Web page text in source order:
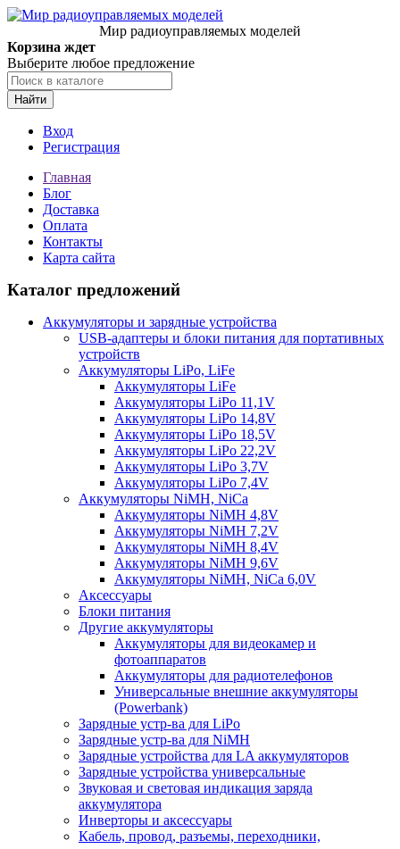
Мир радиоуправляемых моделей
Корзина ждет
Выберите любое предложение
Найти
Вход
Регистрация
Главная
Блог
Доставка
Оплата
Контакты
Карта сайта
Каталог предложений
Аккумуляторы и зарядные устройства
USB-адаптеры и блоки питания для портативных
устройств
Аккумуляторы LiPo, LiFe
Аккумуляторы LiFe
Аккумуляторы LiPo 11,1V
Аккумуляторы LiPo 14,8V
Аккумуляторы LiPo 18,5V
Аккумуляторы LiPo 22,2V
Аккумуляторы LiPo 3,7V
Аккумуляторы LiPo 7,4V
Аккумуляторы NiMH, NiCa
Аккумуляторы NiMH 4,8V
Аккумуляторы NiMH 7,2V
Аккумуляторы NiMH 8,4V
Аккумуляторы NiMH 9,6V
Аккумуляторы NiMH, NiCa 6,0V
Аксессуары
Блоки питания
Другие аккумуляторы
Аккумуляторы для видеокамер и
фотоаппаратов
Аккумуляторы для радиотелефонов
Универсальные внешние аккумуляторы
(Powerbank)
Зарядные устр-ва для LiPo
Зарядные устр-ва для NiMH
Зарядные устройства для LA аккумуляторов
Зарядные устройства универсальные
Звуковая и световая индикация заряда
аккумулятора
Инверторы и аксессуары
Кабель, провод, разъемы, переходники,